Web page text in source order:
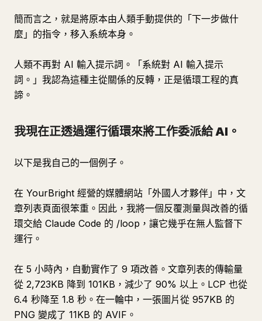
簡而言之，就是將原本由人類手動提供的「下一步做什
麼」的指令，移入系統本身。
人類不再對 AI 輸入提示詞。「系統對 AI 輸入提示
詞。」我認為這種主從關係的反轉，正是循環工程的真
諦。
我現在正透過運行循環來將工作委派給 AI。
以下是我自己的一個例子。
在 YourBright 經營的媒體網站「外國人才夥伴」中，文
章列表頁面很笨重。因此，我將一個反覆測量與改善的循
環交給 Claude Code 的 /loop，讓它幾乎在無人監督下
運行。
在 5 小時內，自動實作了 9 項改善。文章列表的傳輸量
從 2,723KB 降到 101KB，減少了 90% 以上。LCP 也從
6.4 秒降至 1.8 秒。在一輪中，一張圖片從 957KB 的
PNG 變成了 11KB 的 AVIF。